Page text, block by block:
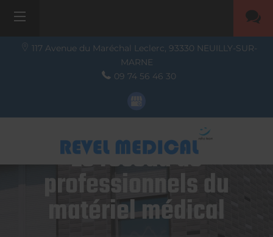
117 Avenue du Maréchal Leclerc, 93330 NEUILLY-SUR-
MARNE
09 74 56 46 30
Le réseau de
professionnels du
matériel médical